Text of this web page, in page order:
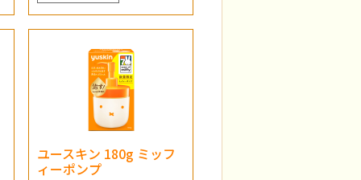
ユースキン 180g ミッフ
ィーポンプ